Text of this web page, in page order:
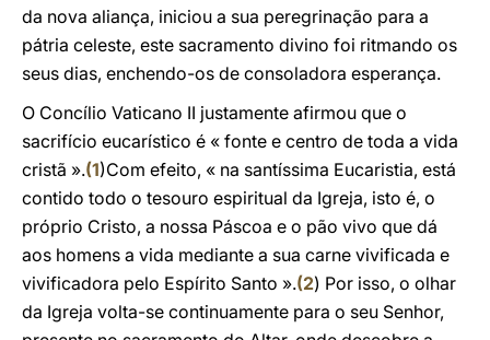
da nova aliança, iniciou a sua peregrinação para a
pátria celeste, este sacramento divino foi ritmando os
seus dias, enchendo-os de consoladora esperança.
O Concílio Vaticano II justamente afirmou que o
sacrifício eucarístico é « fonte e centro de toda a vida
cristã ».(1)Com efeito, « na santíssima Eucaristia, está
contido todo o tesouro espiritual da Igreja, isto é, o
próprio Cristo, a nossa Páscoa e o pão vivo que dá
aos homens a vida mediante a sua carne vivificada e
vivificadora pelo Espírito Santo ».(2) Por isso, o olhar
da Igreja volta-se continuamente para o seu Senhor,